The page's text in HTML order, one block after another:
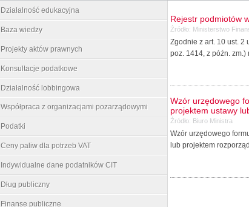
Działalność edukacyjna
Baza wiedzy
Projekty aktów prawnych
Konsultacje podatkowe
Działalność lobbingowa
Współpraca z organizacjami pozarządowymi
Podatki
Ceny paliw dla potrzeb VAT
Indywidualne dane podatników CIT
Dług publiczny
Finanse publiczne
Rejestr podmiotów
Źródło: Ministerstwo
Zgodnie z art. 10 ust. 2
poz. 1414, z późn. zm.)
Wzór urzędowego
projektem ustawy
Źródło: Biuro Ministra
Wzór urzędowego
lub projektem